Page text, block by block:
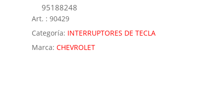
95188248
Art. : 90429
Categoría: INTERRUPTORES DE TECLA
Marca: CHEVROLET